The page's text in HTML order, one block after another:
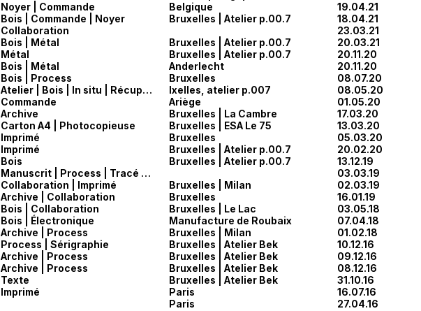
Noyer | Commande Belgique
19.04.21
Bois | Commande | Noyer Bruxelles | Atelier p.00.7
18.04.21
Collaboration
23.03.21
Bois | Métal Bruxelles | Atelier p.00.7
20.03.21
Métal Bruxelles | Atelier p.00.7
20.11.20
Bois | Métal Anderlecht
20.11.20
Bois | Process Bruxelles
08.07.20
Atelier | Bois | In situ | Récupération Ixelles, atelier p.007
08.05.20
Commande Ariège
01.05.20
Archive Bruxelles | La Cambre
17.03.20
Carton A4 | Photocopieuse Bruxelles | ESA Le 75
13.03.20
Imprimé Bruxelles
05.03.20
Imprimé Bruxelles | Atelier p.00.7
20.02.20
Bois Bruxelles | Atelier p.00.7
13.12.19
Manuscrit | Process | Tracé régulateur
03.03.19
Collaboration | Imprimé Bruxelles | Milan
02.03.19
Archive | Collaboration Bruxelles
16.01.19
Bois | Collaboration Bruxelles | Le Lac
03.05.18
Bois | Électronique Manufacture de Roubaix
07.04.18
Archive | Process Bruxelles | Milan
01.02.18
Process | Sérigraphie Bruxelles | Atelier Bek
10.12.16
Archive | Process Bruxelles | Atelier Bek
09.12.16
Archive | Process Bruxelles | Atelier Bek
08.12.16
Texte Bruxelles | Atelier Bek
31.10.16
Imprimé Paris
16.07.16
Paris
27.04.16